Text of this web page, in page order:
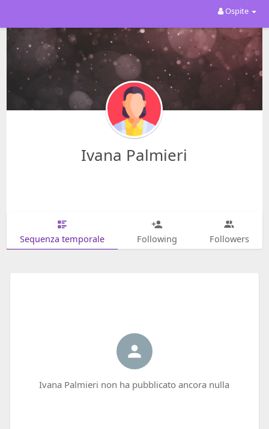
Ospite
Ivana Palmieri
Sequenza temporale Following Followers
Ivana Palmieri non ha pubblicato ancora nulla